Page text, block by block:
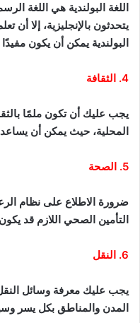
اللغة البولندية هي اللغة
يتحدثون بالإنجليزية، إلا أن
البولندية يمكن أن يكون
4. الثقافة
يجب عليك أن تكون ملمًا
المحلية، حيث يمكن أن
5. الصحة
ضرورة الاطلاع على نظام
التأمين الصحي اللازم قد
6. النقل
يجب عليك معرفة وسائل النقل
المدن والمناطق بكل يسر